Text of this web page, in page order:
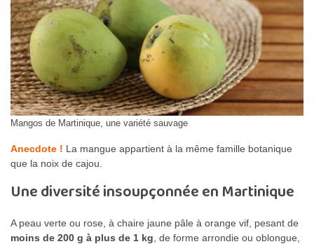
Mangos de Martinique, une variété sauvage
Anecdote ! La mangue appartient à la même famille botanique
que la noix de cajou.
Une diversité insoupçonnée en Martinique
A peau verte ou rose, à chaire jaune pâle à orange vif, pesant de
moins de 200 g à plus de 1 kg , de forme arrondie ou oblongue,